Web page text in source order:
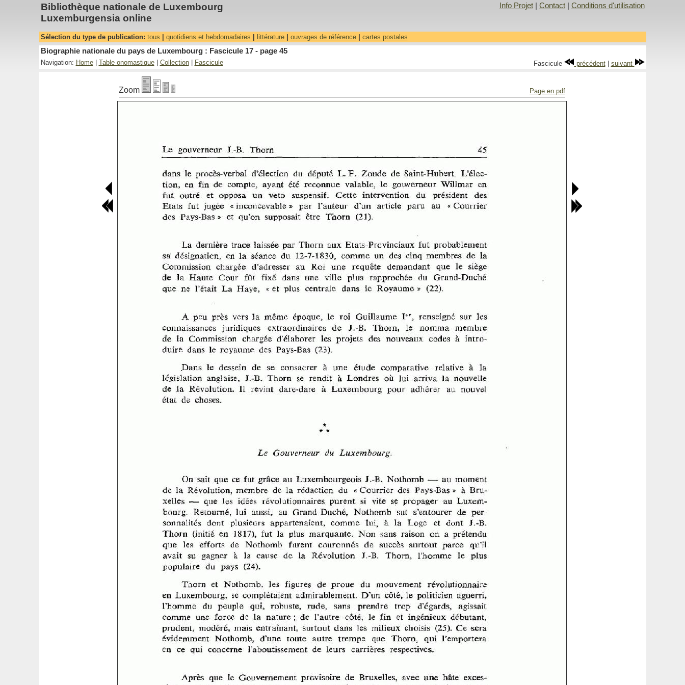
Bibliothèque nationale de Luxembourg
Luxemburgensia online
Info Projet| Contact| Conditions d'utilisation
Sélection du type de publication: tous quotidiens et hebdomadaires littérature| ouvrages de référence| cartes postales
Biographie nationale du pays de Luxembourg : Fascicule 17 - page 45
Navigation: Home| Table onomastique| Collection| Fascicule Fascicule précédent| suivant
Zoom Page en pdf